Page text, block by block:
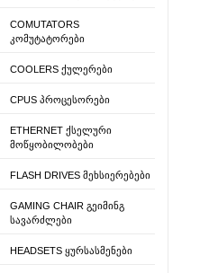
COMUTATORS
ᲙᲝᲛᲣᲢᲐᲢᲝᲠᲔᲑᲘ
COOLERS ᲥᲣᲚᲔᲠᲔᲑᲘ
CPUS ᲞᲠᲝᲪᲔᲡᲝᲠᲔᲑᲘ
ETHERNET ᲥᲡᲔᲚᲣᲠᲘ
ᲛᲝᲬᲧᲝᲑᲘᲚᲝᲑᲔᲑᲘ
FLASH DRIVES ᲛᲔᲮᲡᲘᲔᲠᲔᲑᲔᲑᲘ
GAMING CHAIR ᲒᲔᲘᲛᲘᲜᲒ
ᲡᲐᲕᲐᲠᲫᲚᲔᲑᲘ
HEADSETS ᲧᲣᲠᲡᲐᲡᲛᲔᲜᲔᲑᲘ